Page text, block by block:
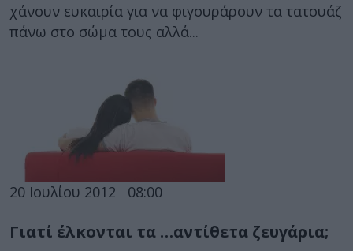
χάνουν ευκαιρία για να φιγουράρουν τα τατουάζ
πάνω στο σώμα τους αλλά...
20 Ιουλίου 2012 08:00
Γιατί έλκονται τα …αντίθετα ζευγάρια;